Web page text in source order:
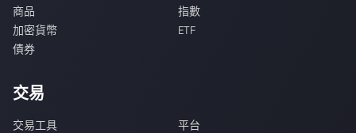
商品
指數
加密貨幣
ETF
債券
交易
交易工具
平台